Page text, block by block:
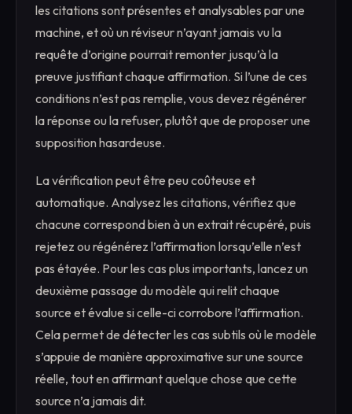
les citations sont présentes et analysables par une
machine, et où un réviseur n’ayant jamais vu la
requête d’origine pourrait remonter jusqu’à la
preuve justifiant chaque affirmation. Si l’une de ces
conditions n’est pas remplie, vous devez régénérer
la réponse ou la refuser, plutôt que de proposer une
supposition hasardeuse.
La vérification peut être peu coûteuse et
automatique. Analysez les citations, vérifiez que
chacune correspond bien à un extrait récupéré, puis
rejetez ou régénérez l’affirmation lorsqu’elle n’est
pas étayée. Pour les cas plus importants, lancez un
deuxième passage du modèle qui relit chaque
source et évalue si celle-ci corrobore l’affirmation.
Cela permet de détecter les cas subtils où le modèle
s’appuie de manière approximative sur une source
réelle, tout en affirmant quelque chose que cette
source n’a jamais dit.